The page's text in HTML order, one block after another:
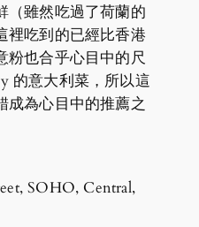
（雖然吃過了荷蘭的
裡吃到的已經比香港
粉也合乎心目中的尺
的意大利菜，所以這
成為心目中的推薦之
SOHO, Central,